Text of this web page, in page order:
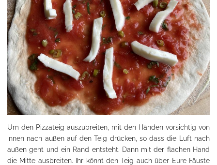
Um den Pizzateig auszubreiten, mit den Händen vorsichtig von
innen nach außen auf den Teig drücken, so dass die Luft nach
außen geht und ein Rand entsteht. Dann mit der flachen Hand
die Mitte ausbreiten. Ihr könnt den Teig auch über Eure Fäuste